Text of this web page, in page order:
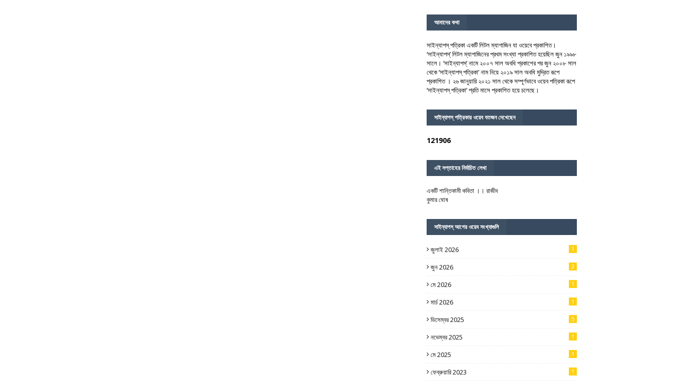
আমাদের কথা
সাইন্যাপস্‌ পত্রিকা একটি লিটল ম্যাগাজিন যা ওয়েবে প্রকাশিত।
‘সাইন্যাপস্‌’ লিটল ম্যাগাজিনের প্রথম সংখ্যা প্রকাশিত হয়েছিল জুন ১৯৯৮
সালে। ‘সাইন্যাপস্‌’ নামে ২০০৭ সাল অবধি প্রকাশের পর জুন ২০০৮ সাল
থেকে ‘সাইন্যাপস্‌ পত্রিকা’ নাম নিয়ে ২০১৯ সাল অবধি মুদ্রিত রূপে
প্রকাশিত । ২৬ জানুয়ারি ২০২১ সাল থেকে সম্পূর্ণভাবে ওয়েব পত্রিকা রূপে
‘সাইন্যাপস্‌ পত্রিকা’ প্রতি মাসে প্রকাশিত হয়ে চলেছে।
সাইন্যাপস্‌ পত্রিকার ওয়েব যতজন দেখেছেন
121906
এই সপ্তাহের নির্বাচিত লেখা
একটি শান্তিকামী কবিতা ।। রাজীব
কুমার ঘোষ
সাইন্যাপস্‌ আগের ওয়েব সংখ্যাগুলি
জুলাই 2026 1
জুন 2026 2
মে 2026 1
মার্চ 2026 1
ডিসেম্বর 2025 5
নভেম্বর 2025 1
মে 2025 1
ফেব্রুয়ারি 2023 1